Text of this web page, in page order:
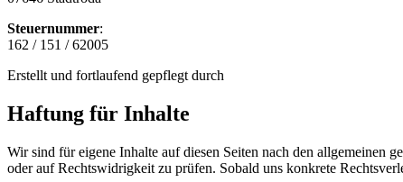
Steuernummer:
162 / 151 / 62005
Erstellt und fortlaufend gepflegt durch
Haftung für Inhalte
Wir sind für eigene Inhalte auf diesen Seiten nach den allgemeinen
oder auf Rechtswidrigkeit zu prüfen. Sobald uns konkrete